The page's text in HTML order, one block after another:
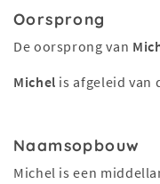
Oorsprong
De oorsprong van
Michel is afgeleid van
Naamsopbouw
Michel is een